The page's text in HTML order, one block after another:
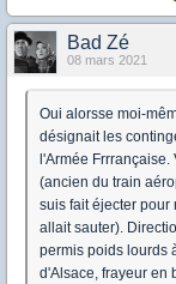
Bad Zé
08 mars 2021
Oui alorsse moi-
désignait les
l'Armée
(ancien du train
suis fait éjecter
allait sauter).
permis poids lourds
d'Alsace, frayeur en